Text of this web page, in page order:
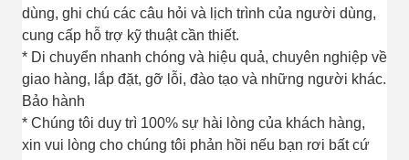
dùng, ghi chú các câu hỏi và lịch trình của người dùng,
cung cấp hỗ trợ kỹ thuật cần thiết.
* Di chuyển nhanh chóng và hiệu quả, chuyên nghiệp về
giao hàng, lắp đặt, gỡ lỗi, đào tạo và những người khác.
Bảo hành
* Chúng tôi duy trì 100% sự hài lòng của khách hàng,
xin vui lòng cho chúng tôi phản hồi nếu bạn rơi bất cứ